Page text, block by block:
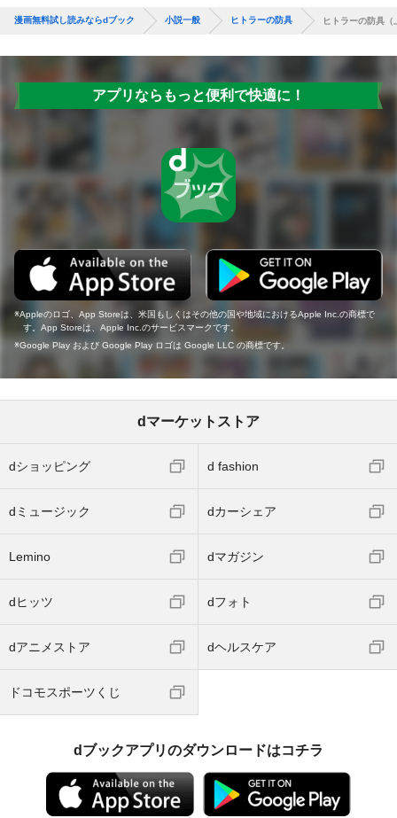
漫画無料試し読みならdブック 小説一般 ヒトラーの防具 ヒトラーの防具
アプリならもっと便利で快適に！
Appleのロゴ、App Storeは、米国もしくはその他の国や地域におけるApple Inc.の商標で
す。App Storeは、Apple Inc.のサービスマークです。
Google Play および Google Play ロゴは Google LLC の商標です。
dマーケットストア
dショッピング d fashion
dミュージック dカーシェア
Lemino dマガジン
dヒッツ dフォト
dアニメストア dヘルスケア
ドコモスポーツくじ
dブックアプリのダウンロードはコチラ